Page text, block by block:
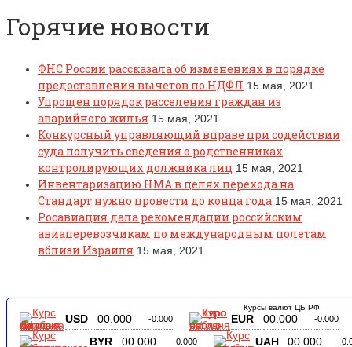
Горячие новости
ФНС России рассказала об изменениях в порядке
предоставления вычетов по НДФЛ 15 мая, 2021
Упрощен порядок расселения граждан из
аварийного жилья 15 мая, 2021
Конкурсный управляющий вправе при содействии
суда получить сведения о родственниках
контролирующих должника лиц 15 мая, 2021
Инвентаризацию НМА в целях перехода на
Стандарт нужно провести до конца года 15 мая, 2021
Росавиация дала рекомендации российским
авиаперевозчикам по международным полетам
вблизи Израиля 15 мая, 2021
Курсы валют ЦБ РФ
USD 00.000 -0.000 EUR 00.000 -0.000
BYR 00.000 -0.000 UAH 00.000 -